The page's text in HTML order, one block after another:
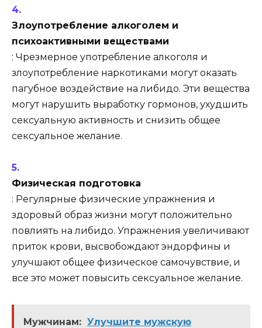
Злоупотребление алкоголем и
психоактивными веществами
: Чрезмерное употребление алкоголя и
злоупотребление наркотиками могут оказать
пагубное воздействие на либидо. Эти вещества
могут нарушить выработку гормонов, ухудшить
сексуальную активность и снизить общее
сексуальное желание.
Физическая подготовка
: Регулярные физические упражнения и
здоровый образ жизни могут положительно
повлиять на либидо. Упражнения увеличивают
приток крови, высвобождают эндорфины и
улучшают общее физическое самочувствие, и
все это может повысить сексуальное желание.
Мужчинам: Улучшите мужскую